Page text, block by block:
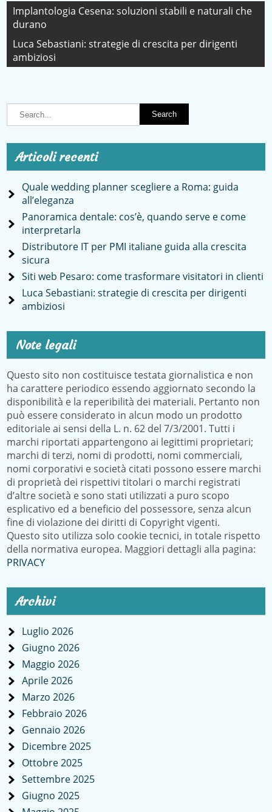
Navigazione
articoli
Implantologia Cesena: soluzioni stabili e naturali che
durano
Luca Sebastiani: strategie di crescita per dirigenti
ambiziosi
Articoli recenti
Quale wedding planner scegliere a Roma: guida
all’eleganza
Panoramica dentale: cos’è, quando serve e come
interpretarla
Distributore IT per PMI italiane guida alla crescita
sicura
Siti web Pesaro: come trasformare visitatori in clienti
Luca Sebastiani: strategie di crescita per dirigenti
ambiziosi
Note legali
Questo sito non costituisce testata giornalistica e non
ha carattere periodico essendo aggiornato secondo la
disponibilità e la reperibilità dei materiali. Pertanto non
può essere considerato in alcun modo un prodotto
editoriale ai sensi della L. n. 62 del 7/3/2001. Tutti i
marchi riportati appartengono ai legittimi proprietari;
marchi di terzi, nomi di prodotti, nomi commerciali,
nomi corporativi e società citati possono essere marchi
di proprietà dei rispettivi titolari o marchi registrati
d’altre società e sono stati utilizzati a puro scopo
esplicativo ed a beneficio del possessore, senza alcun
fine di violazione dei diritti di Copyright vigenti.
Questo sito utilizza solo cookie tecnici, in totale rispetto
della normativa europea. Maggiori dettagli alla pagina:
PRIVACY
Archivi
Luglio 2026
Giugno 2026
Maggio 2026
Aprile 2026
Marzo 2026
Febbraio 2026
Gennaio 2026
Dicembre 2025
Ottobre 2025
Settembre 2025
Giugno 2025